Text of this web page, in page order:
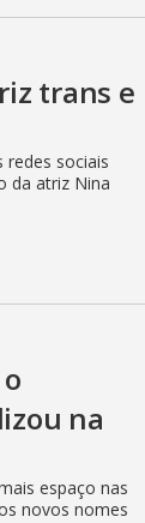
trans e
redes sociais
da atriz Nina
na
espaço nas
novos nomes